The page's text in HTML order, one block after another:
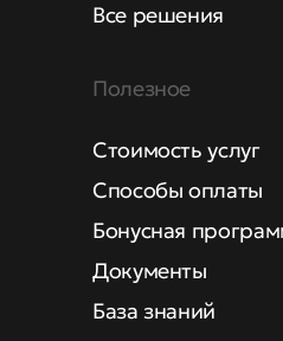
Все решения
Полезное
Стоимость услуг
Способы оплаты
Бонусная
Документы
База знаний